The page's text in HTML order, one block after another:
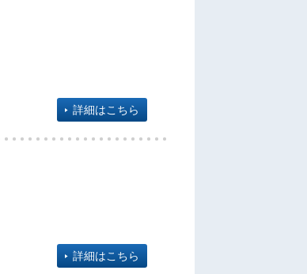
詳細はこちら
詳細はこちら